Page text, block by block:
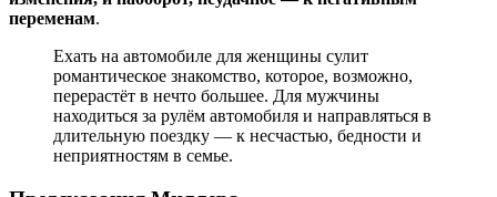
переменам.
Ехать на автомобиле для женщины сулит
романтическое знакомство, которое, возможно,
перерастёт в нечто большее. Для мужчины
находиться за рулём автомобиля и направляться в
длительную поездку — к несчастью, бедности и
неприятностям в семье.